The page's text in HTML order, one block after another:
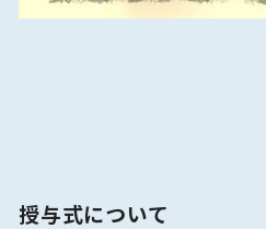
授与式について